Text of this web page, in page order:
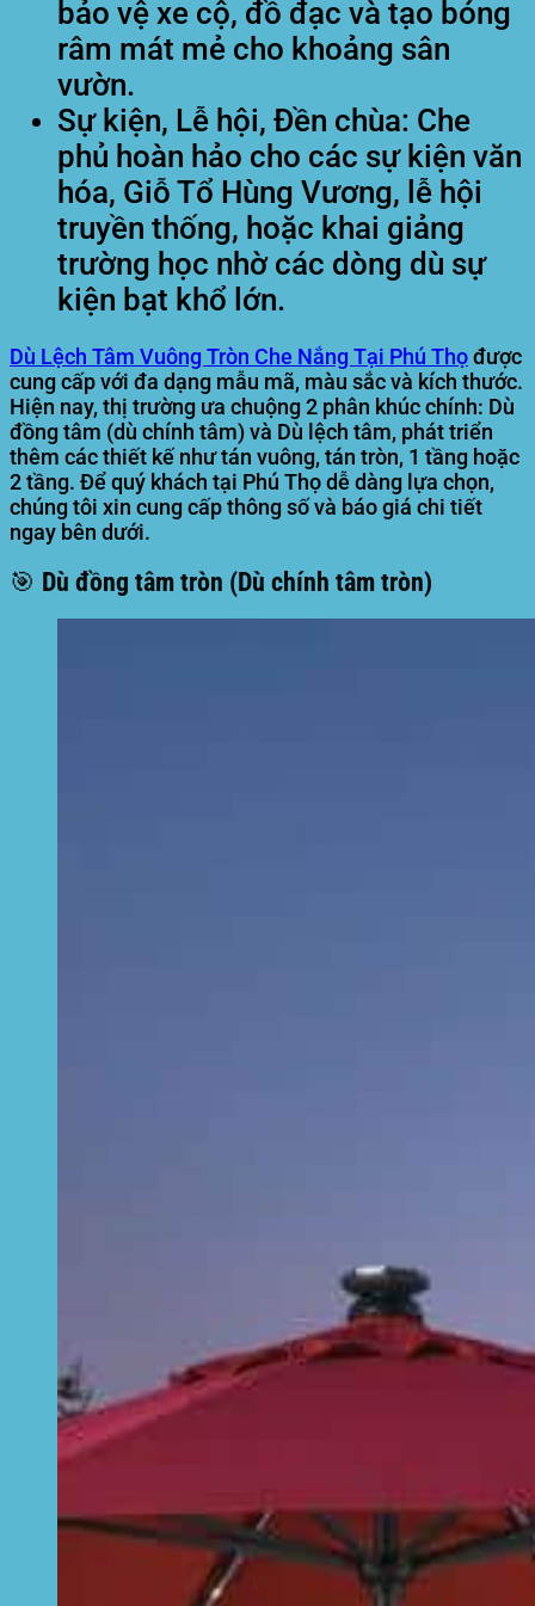
bảo vệ xe cộ, đồ đạc và tạo bóng
râm mát mẻ cho khoảng sân
vườn.
Sự kiện, Lễ hội, Đền chùa: Che
phủ hoàn hảo cho các sự kiện văn
hóa, Giỗ Tổ Hùng Vương, lễ hội
truyền thống, hoặc khai giảng
trường học nhờ các dòng dù sự
kiện bạt khổ lớn.
Dù Lệch Tâm Vuông Tròn Che Nắng Tại Phú Thọđược
cung cấp với đa dạng mẫu mã, màu sắc và kích thước.
Hiện nay, thị trường ưa chuộng 2 phân khúc chính: Dù
đồng tâm (dù chính tâm) và Dù lệch tâm, phát triển
thêm các thiết kế như tán vuông, tán tròn, 1 tầng hoặc
2 tầng. Để quý khách tại Phú Thọ dễ dàng lựa chọn,
chúng tôi xin cung cấp thông số và báo giá chi tiết
ngay bên dưới.
🎯 Dù đồng tâm tròn (Dù chính tâm tròn)